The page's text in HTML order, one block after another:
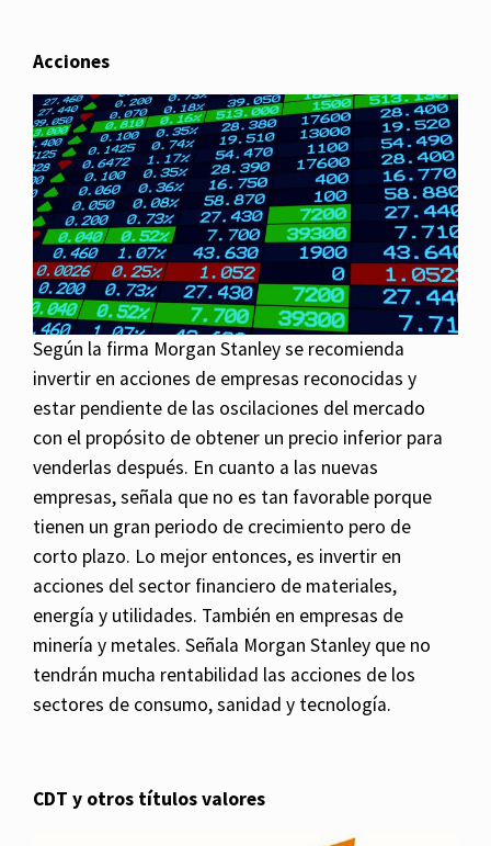
Acciones
Según la firma Morgan Stanley se recomienda
invertir en acciones de empresas reconocidas y
estar pendiente de las oscilaciones del mercado
con el propósito de obtener un precio inferior para
venderlas después. En cuanto a las nuevas
empresas, señala que no es tan favorable porque
tienen un gran periodo de crecimiento pero de
corto plazo. Lo mejor entonces, es invertir en
acciones del sector financiero de materiales,
energía y utilidades. También en empresas de
minería y metales. Señala Morgan Stanley que no
tendrán mucha rentabilidad las acciones de los
sectores de consumo, sanidad y tecnología.
CDT y otros títulos valores